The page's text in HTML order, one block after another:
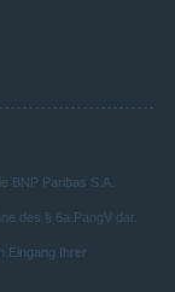
BNP Paribas S.A.
des § 6a PangV dar.
Eingang Ihrer